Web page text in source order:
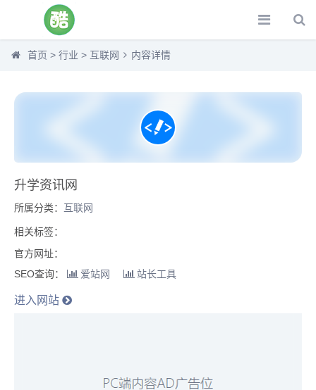
首页 > 行业 > 互联网 内容详情
升学资讯网
所属分类： 互联网
相关标签：
官方网址：
SEO查询：
爱站网 站长工具
进入网站